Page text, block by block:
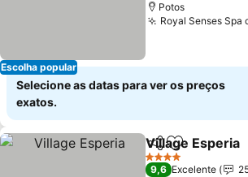
Escolha popular
Potos
Royal Senses Spa
Selecione as datas para ver os preços
exatos.
PartilharAdicionar
Village Esperia
4 Estrelas
9,6 Excelente